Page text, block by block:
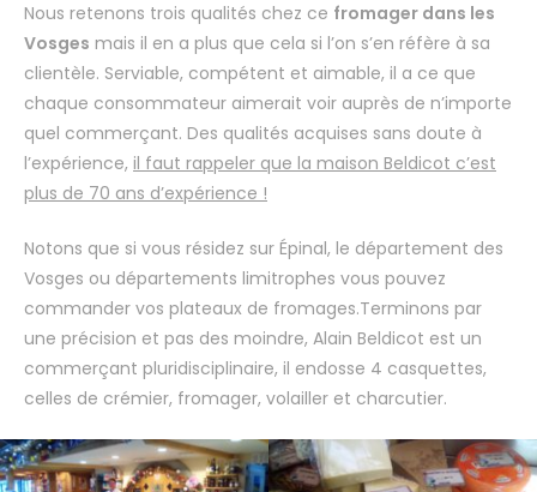
Nous retenons trois qualités chez ce fromager dans les
Vosges mais il en a plus que cela si l’on s’en réfère à sa
clientèle. Serviable, compétent et aimable, il a ce que
chaque consommateur aimerait voir auprès de n’importe
quel commerçant. Des qualités acquises sans doute à
l’expérience, il faut rappeler que la maison Beldicot c’est
plus de 70 ans d’expérience !
Notons que si vous résidez sur Épinal, le département des
Vosges ou départements limitrophes vous pouvez
commander vos plateaux de fromages.Terminons par
une précision et pas des moindre, Alain Beldicot est un
commerçant pluridisciplinaire, il endosse 4 casquettes,
celles de crémier, fromager, volailler et charcutier.